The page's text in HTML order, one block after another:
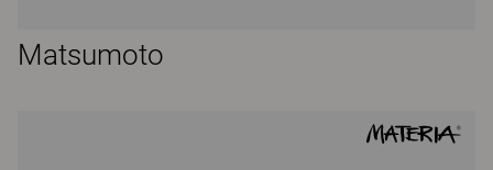
Matsumoto